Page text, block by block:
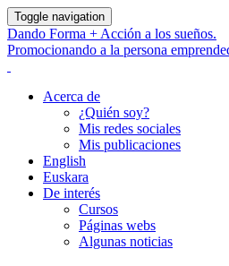
Toggle navigation
Dando Forma + Acción a los sueños.
Promocionando a la persona
Acerca de
¿Quién soy?
Mis redes sociales
Mis publicaciones
English
Euskara
De interés
Cursos
Páginas webs
Algunas noticias